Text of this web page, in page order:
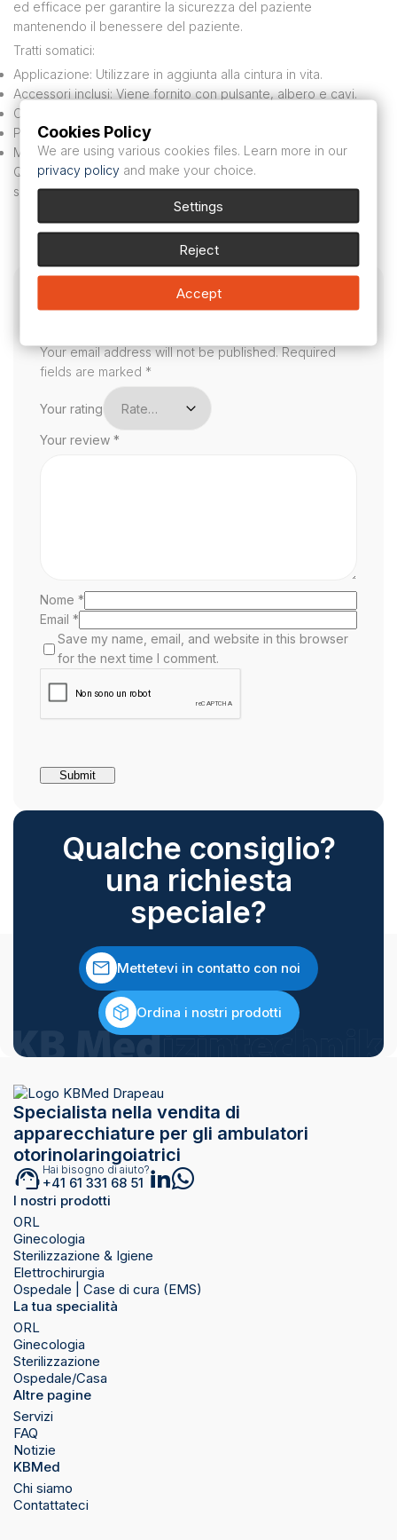
ed efficace per garantire la sicurezza del paziente
mantenendo il benessere del paziente.
Tratti somatici:
Applicazione: Utilizzare in aggiunta alla cintura in vita.
Accessori inclusi: Viene fornito con pulsante, albero e cavi.
Comfort: Progettato per mantenere il comfort del paziente.
Praticità: installazione facile e veloce.
Materiali: Robusto e adatto per ambienti medici.
Questa fascia toracica è la soluzione ideale per gli operatori
sanitari che cercano una vestibilità affidabile ed ergonomica.
Non ci sono ancora recensioni.
Be the first to review “Cinghia di
Your email address will not be published. Required
fields are marked *
Your rating
Your review *
Nome *
Email *
Save my name, email, and website in this browser
for the next time I comment.
Qualche consiglio?
una richiesta
speciale?
Mettetevi in contatto con noi
Ordina i nostri prodotti
Specialista nella vendita di
apparecchiature per gli ambulatori
otorinolaringoiatrici
Hai bisogno di aiuto?
+41 61 331 68 51
I nostri prodotti
ORL
Ginecologia
Sterilizzazione & Igiene
Elettrochirurgia
Ospedale | Case di cura (EMS)
La tua specialità
ORL
Ginecologia
Sterilizzazione
Ospedale/Casa
Altre pagine
Servizi
FAQ
Notizie
KBMed
Chi siamo
Contattateci
Cookies Policy
We are using various cookies files. Learn more in our
privacy policy and make your choice.
Settings
Reject
Accept